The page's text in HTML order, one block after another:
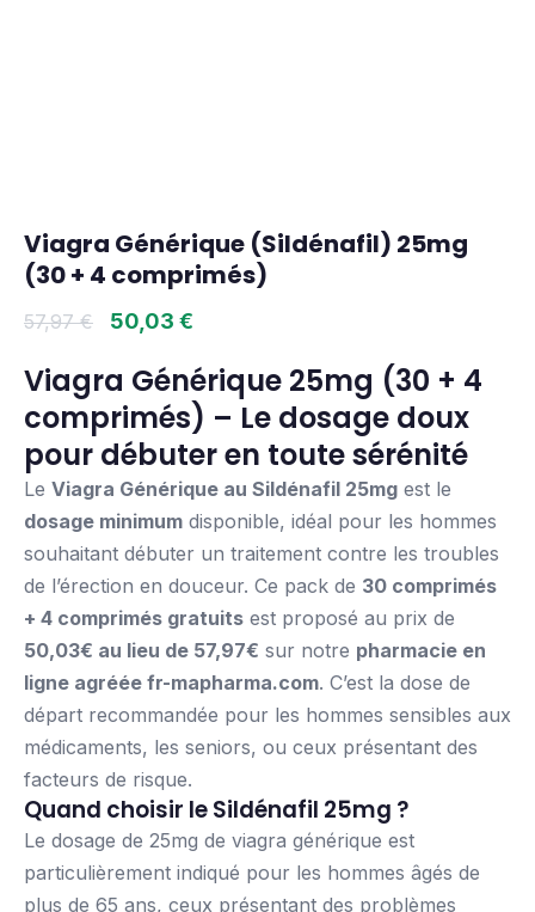
Viagra Générique (Sildénafil) 25mg
(30 + 4 comprimés)
57,97€ 50,03 €
Viagra Générique 25mg (30 + 4
comprimés) – Le dosage doux
pour débuter en toute sérénité
Le Viagra Générique au Sildénafil 25mg est le
dosage minimum disponible, idéal pour les hommes
souhaitant débuter un traitement contre les troubles
de l’érection en douceur. Ce pack de 30 comprimés
+ 4 comprimés gratuits est proposé au prix de
50,03€ au lieu de 57,97€ sur notre pharmacie en
ligne agréée fr-mapharma.com. C’est la dose de
départ recommandée pour les hommes sensibles aux
médicaments, les seniors, ou ceux présentant des
facteurs de risque.
Quand choisir le Sildénafil 25mg ?
Le dosage de 25mg de viagra générique est
particulièrement indiqué pour les hommes âgés de
plus de 65 ans, ceux présentant des problèmes